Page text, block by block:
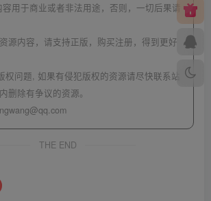
用于商业或者非法用途，否则，一切后果请
源内容，请支持正版，购买注册，得到更好
权问题, 如果有侵犯版权的资源请尽快联系站
删除有争议的资源。
THE END